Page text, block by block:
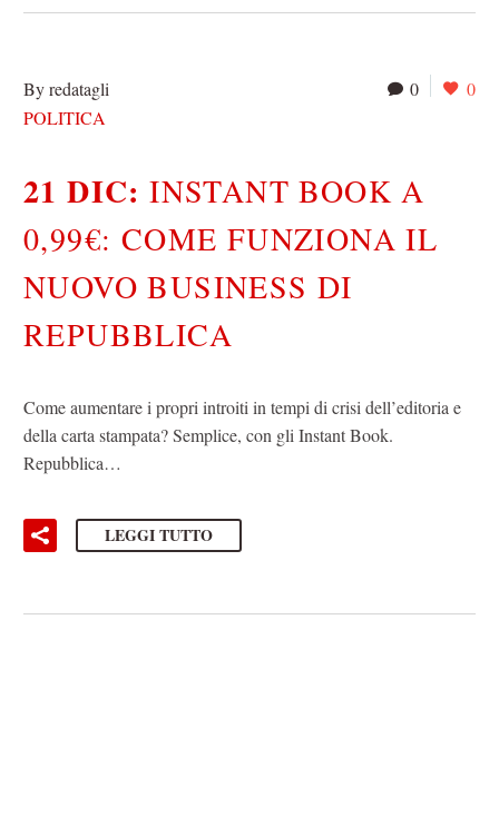
0 0
By redatagli
POLITICA
21 DIC:INSTANT BOOK A
0,99€: COME FUNZIONA IL
NUOVO BUSINESS DI
REPUBBLICA
Come aumentare i propri introiti in tempi di crisi dell’editoria e
della carta stampata? Semplice, con gli Instant Book.
Repubblica…
LEGGI TUTTO